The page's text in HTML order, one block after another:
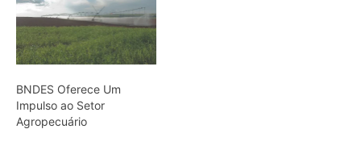
BNDES Oferece Um
Impulso ao Setor
Agropecuário